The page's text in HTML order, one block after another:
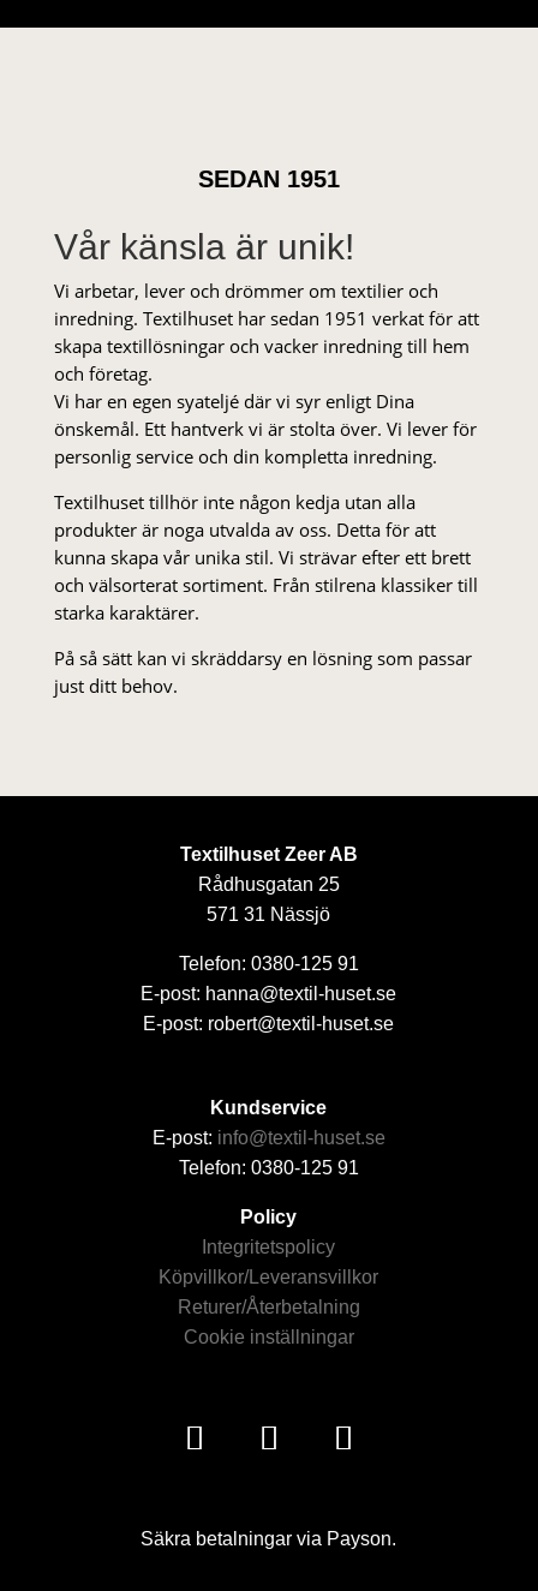
SEDAN 1951
Vår känsla är unik!
Vi arbetar, lever och drömmer om textilier och
inredning. Textilhuset har sedan 1951 verkat för att
skapa textillösningar och vacker inredning till hem
och företag.
Vi har en egen syateljé där vi syr enligt Dina
önskemål. Ett hantverk vi är stolta över. Vi lever för
personlig service och din kompletta inredning.
Textilhuset tillhör inte någon kedja utan alla
produkter är noga utvalda av oss. Detta för att
kunna skapa vår unika stil. Vi strä­var efter ett brett
och välsorterat sor­ti­ment. Från stil­rena klas­siker till
starka karaktärer.
På så sätt kan vi skräddarsy en lösning som passar
just ditt behov.
Textilhuset Zeer AB
Rådhusgatan 25
571 31 Nässjö
Telefon: 0380-125 91
E-post: hanna@textil-huset.se
E-post: robert@textil-huset.se
Kundservice
E-post: info@textil-huset.se
Telefon: 0380-125 91
Policy
Integritetspolicy
Köpvillkor/Leveransvillkor
Returer/Återbetalning
Cookie inställningar
Säkra betalningar via Payson.